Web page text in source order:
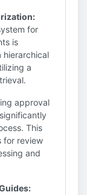
for
is
hierarchical
a
approval
This
for review
and